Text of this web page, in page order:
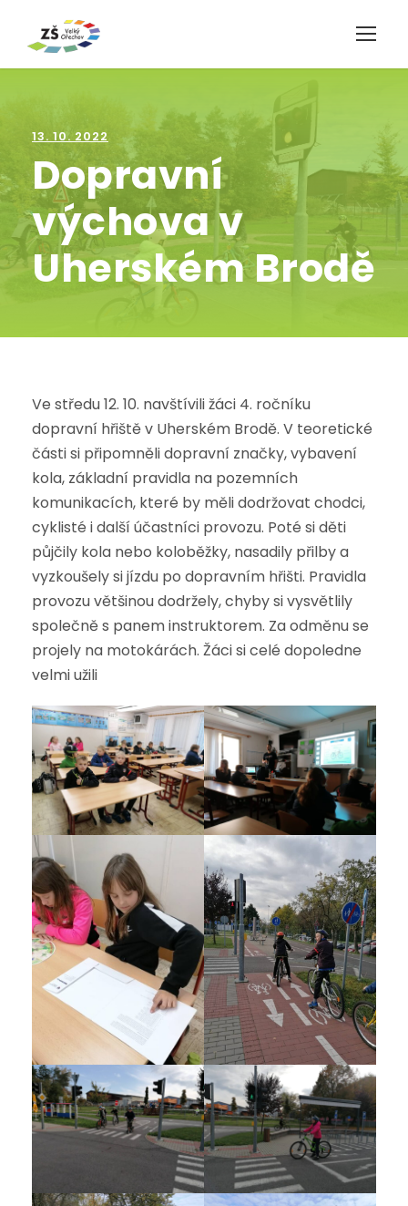
13. 10. 2022
Dopravní
výchova v
Uherském Brodě
Ve středu 12. 10. navštívili žáci 4. ročníku
dopravní hřiště v Uherském Brodě. V teoretické
části si připomněli dopravní značky, vybavení
kola, základní pravidla na pozemních
komunikacích, které by měli dodržovat chodci,
cyklisté i další účastníci provozu. Poté si děti
půjčily kola nebo koloběžky, nasadily přilby a
vyzkoušely si jízdu po dopravním hřišti. Pravidla
provozu většinou dodržely, chyby si vysvětlily
společně s panem instruktorem. Za odměnu se
projely na motokárách. Žáci si celé dopoledne
velmi užili